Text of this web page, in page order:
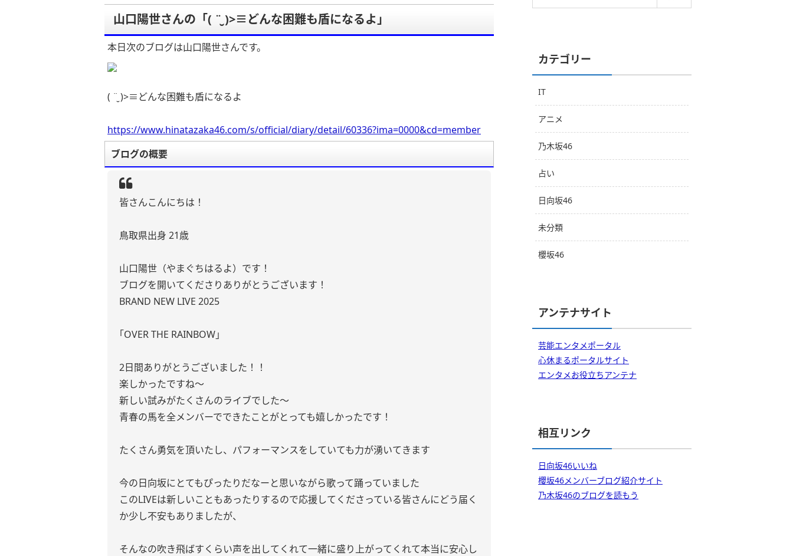
山口陽世さんの「( ¨̮ )>≡どんな困難も盾になるよ」
本日次のブログは山口陽世さんです。
( ¨̮ )>≡どんな困難も盾になるよ
https://www.hinatazaka46.com/s/official/diary/detail/60336?ima=0000&cd=member
ブログの概要
皆さんこんにちは！
鳥取県出身 21歳
山口陽世（やまぐちはるよ）です！
ブログを開いてくださりありがとうございます！
BRAND NEW LIVE 2025
｢OVER THE RAINBOW｣
2日間ありがとうございました！！
楽しかったですね〜
新しい試みがたくさんのライブでした〜
青春の馬を全メンバーでできたことがとっても嬉しかったです！
たくさん勇気を頂いたし、パフォーマンスをしていても力が湧いてきます
今の日向坂にとてもぴったりだなーと思いながら歌って踊っていました
このLIVEは新しいこともあったりするので応援してくださっている皆さんにどう届く
か少し不安もありましたが、
そんなの吹き飛ばすくらい声を出してくれて一緒に盛り上がってくれて本当に安心し
カテゴリー
IT
アニメ
乃木坂46
占い
日向坂46
未分類
櫻坂46
アンテナサイト
芸能エンタメポータル
心休まるポータルサイト
エンタメお役立ちアンテナ
相互リンク
日向坂46いいね
櫻坂46メンバーブログ紹介サイト
乃木坂46のブログを読もう